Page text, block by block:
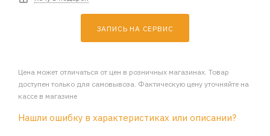
ЗАПИСЬ НА СЕРВИС
Цена может отличаться от цен в розничных магазинах. Товар
доступен только для самовывоза. Фактическую цену уточняйте на
кассе в магазине
Нашли ошибку в характеристиках или описании?